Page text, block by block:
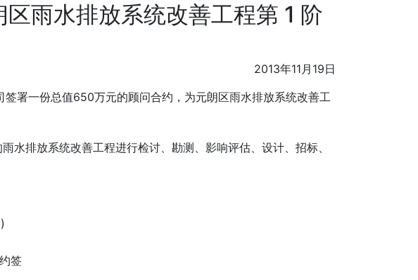
雨水排放系统改善工程第 1 阶
2013年11月19日
署一份总值650万元的顾问合约，为元朗区雨水排放系统改善工
水排放系统改善工程进行检讨、勘测、影响评估、设计、招标、
签